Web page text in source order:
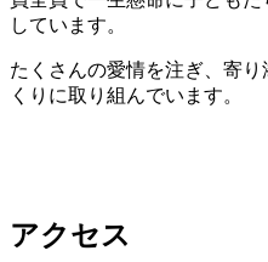
しています。
たくさんの愛情を注ぎ、寄
くりに取り組んでいます。
アクセス